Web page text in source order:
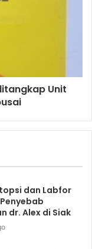
Unit
dan Labfor
dr. Alex di Siak